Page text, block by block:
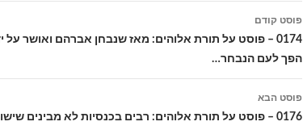
ניווט
בפוסטים
פוסט קודם
0174 – פוסט על תורת אלוהים: מאז שנבחן אברהם ואושר על
הפך לעם הנבחר…
פוסט הבא
0176 – פוסט על תורת אלוהים: רבים בכנסיות לא מבינים